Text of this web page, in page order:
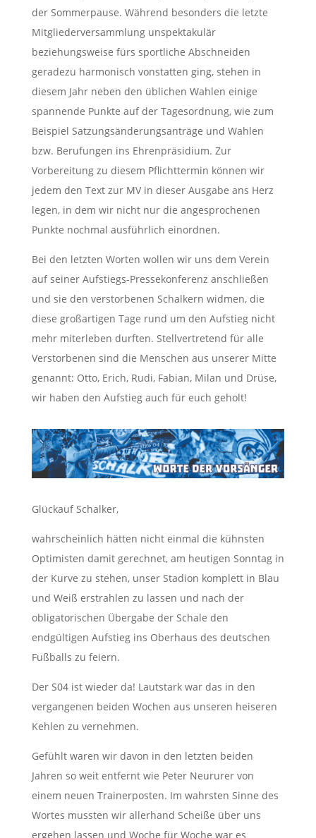
der Sommerpause. Während besonders die letzte
Mitgliederversammlung unspektakulär
beziehungsweise fürs sportliche Abschneiden
geradezu harmonisch vonstatten ging, stehen in
diesem Jahr neben den üblichen Wahlen einige
spannende Punkte auf der Tagesordnung, wie zum
Beispiel Satzungsänderungsanträge und Wahlen
bzw. Berufungen ins Ehrenpräsidium. Zur
Vorbereitung zu diesem Pflichttermin können wir
jedem den Text zur MV in dieser Ausgabe ans Herz
legen, in dem wir nicht nur die angesprochenen
Punkte nochmal ausführlich einordnen.
Bei den letzten Worten wollen wir uns dem Verein
auf seiner Aufstiegs-Pressekonferenz anschließen
und sie den verstorbenen Schalkern widmen, die
diese großartigen Tage rund um den Aufstieg nicht
mehr miterleben durften. Stellvertretend für alle
Verstorbenen sind die Menschen aus unserer Mitte
genannt: Otto, Erich, Rudi, Fabian, Milan und Drüse,
wir haben den Aufstieg auch für euch geholt!
Glückauf Schalker,
wahrscheinlich hätten nicht einmal die kühnsten
Optimisten damit gerechnet, am heutigen Sonntag in
der Kurve zu stehen, unser Stadion komplett in Blau
und Weiß erstrahlen zu lassen und nach der
obligatorischen Übergabe der Schale den
endgültigen Aufstieg ins Oberhaus des deutschen
Fußballs zu feiern.
Der S04 ist wieder da! Lautstark war das in den
vergangenen beiden Wochen aus unseren heiseren
Kehlen zu vernehmen.
Gefühlt waren wir davon in den letzten beiden
Jahren so weit entfernt wie Peter Neururer von
einem neuen Trainerposten. Im wahrsten Sinne des
Wortes mussten wir allerhand Scheiße über uns
ergehen lassen und Woche für Woche war es